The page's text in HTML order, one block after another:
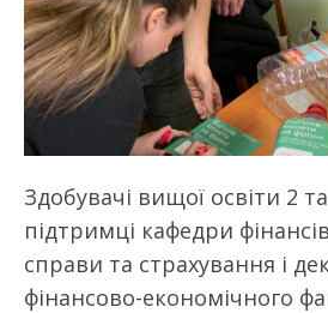
Здобувачі вищої освіти 2
підтримці кафедри
справи та страхування і
фінансово-економічного